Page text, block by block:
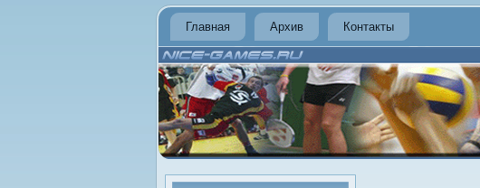
Главная Архив Контакты